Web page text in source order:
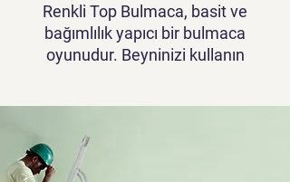
Renkli Top Bulmaca, basit ve
bağımlılık yapıcı bir bulmaca
oyunudur. Beyninizi kullanın
azaltmanıza yardımcı olur.
Herhangi bir programlama dili